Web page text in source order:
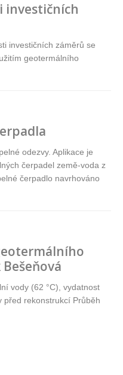
investičních
investičních záměrů se
geotermálního
odezvy. Aplikace je
čerpadel země-voda z
čerpadlo navrhováno
vody (62 °C), vydatnost
před rekonstrukcí Průběh